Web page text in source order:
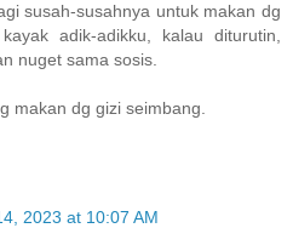
susah-susahnya untuk makan dg
adik-adikku, kalau diturutin,
nuget sama sosis.
makan dg gizi seimbang.
2023 at 10:07 AM